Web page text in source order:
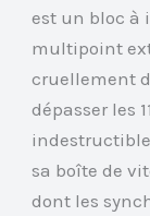
est un bloc à
multipoint
cruellement
dépasser les
sa boîte de
dont les